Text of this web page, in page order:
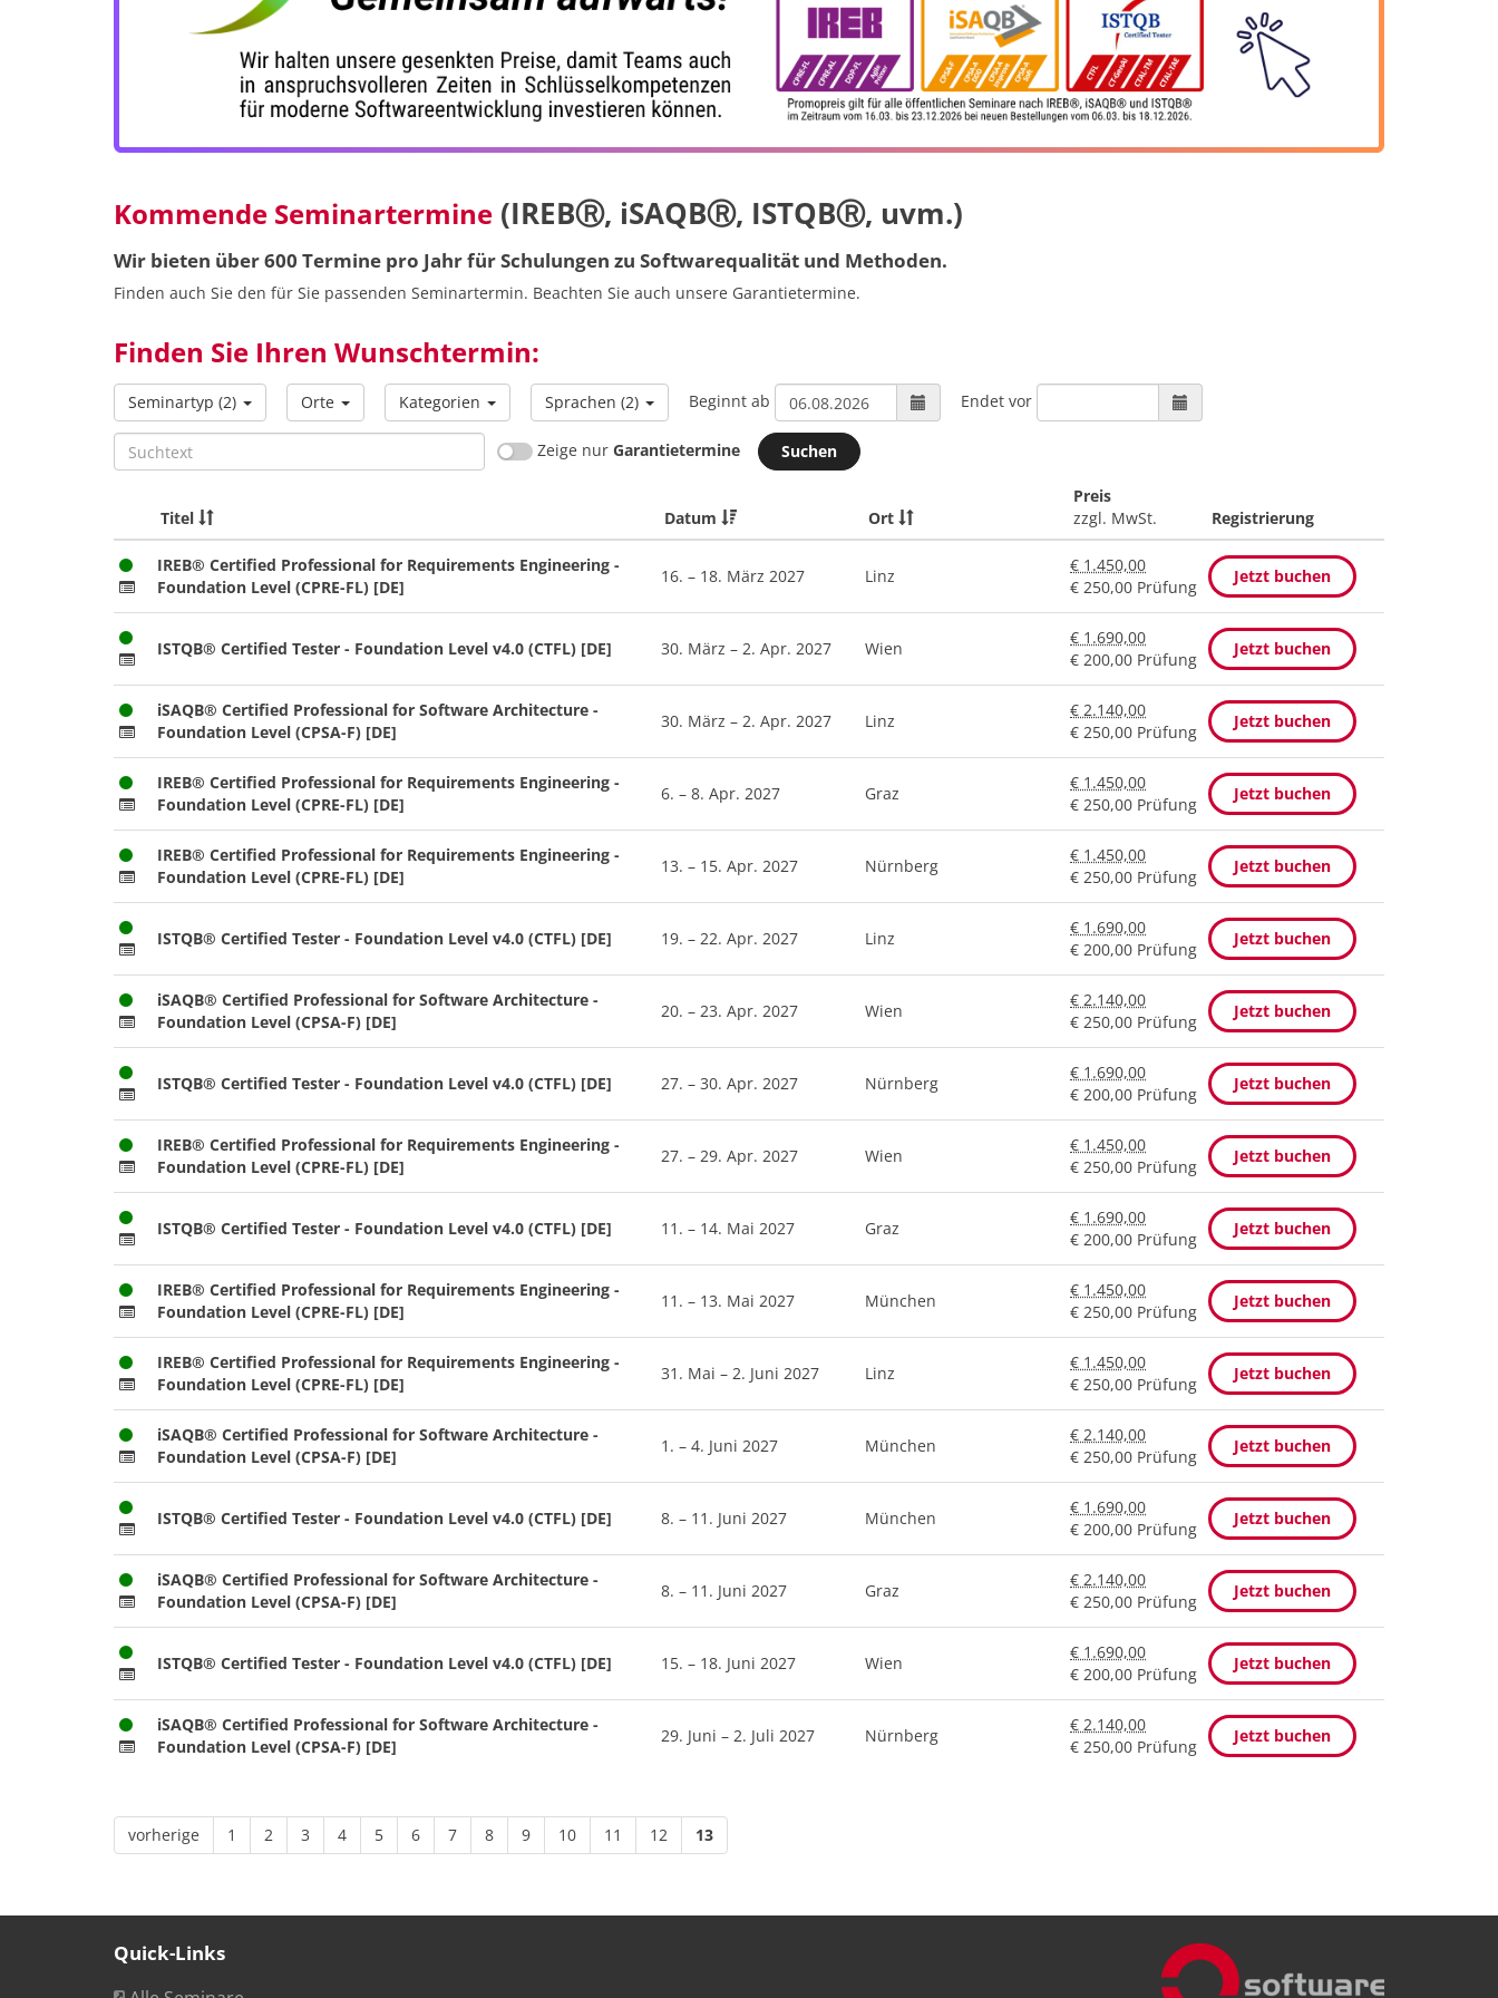
Kommende Seminartermine (IREBⓇ, iSAQBⓇ, ISTQBⓇ, uvm.)
Wir bieten über 600 Termine pro Jahr für Schulungen zu Softwarequalität und Methoden.
Finden auch Sie den für Sie passenden Seminartermin. Beachten Sie auch unsere Garantietermine.
Finden Sie Ihren Wunschtermin:
Seminartyp (2) Orte Kategorien Sprachen (2) Beginnt ab
Endet vor
Suchtext
Zeige nur Garantietermine
Titel Datum Ort
Preis
zzgl. MwSt.
Registrierung
IREB® Certified Professional for Requirements Engineering -
Foundation Level (CPRE-FL) [DE]
16. – 18. März 2027 Linz
€ 1.450,00
€ 250,00 Prüfung
Jetzt buchen
ISTQB® Certified Tester - Foundation Level v4.0 (CTFL) [DE] 30. März – 2. Apr. 2027 Wien
€ 1.690,00
€ 200,00 Prüfung
Jetzt buchen
iSAQB® Certified Professional for Software Architecture -
Foundation Level (CPSA-F) [DE]
30. März – 2. Apr. 2027 Linz
€ 2.140,00
€ 250,00 Prüfung
Jetzt buchen
IREB® Certified Professional for Requirements Engineering -
Foundation Level (CPRE-FL) [DE]
6. – 8. Apr. 2027 Graz
€ 1.450,00
€ 250,00 Prüfung
Jetzt buchen
IREB® Certified Professional for Requirements Engineering -
Foundation Level (CPRE-FL) [DE]
13. – 15. Apr. 2027 Nürnberg
€ 1.450,00
€ 250,00 Prüfung
Jetzt buchen
ISTQB® Certified Tester - Foundation Level v4.0 (CTFL) [DE] 19. – 22. Apr. 2027 Linz
€ 1.690,00
€ 200,00 Prüfung
Jetzt buchen
iSAQB® Certified Professional for Software Architecture -
Foundation Level (CPSA-F) [DE]
20. – 23. Apr. 2027 Wien
€ 2.140,00
€ 250,00 Prüfung
Jetzt buchen
ISTQB® Certified Tester - Foundation Level v4.0 (CTFL) [DE] 27. – 30. Apr. 2027 Nürnberg
€ 1.690,00
€ 200,00 Prüfung
Jetzt buchen
IREB® Certified Professional for Requirements Engineering -
Foundation Level (CPRE-FL) [DE]
27. – 29. Apr. 2027 Wien
€ 1.450,00
€ 250,00 Prüfung
Jetzt buchen
ISTQB® Certified Tester - Foundation Level v4.0 (CTFL) [DE] 11. – 14. Mai 2027 Graz
€ 1.690,00
€ 200,00 Prüfung
Jetzt buchen
IREB® Certified Professional for Requirements Engineering -
Foundation Level (CPRE-FL) [DE]
11. – 13. Mai 2027 München
€ 1.450,00
€ 250,00 Prüfung
Jetzt buchen
IREB® Certified Professional for Requirements Engineering -
Foundation Level (CPRE-FL) [DE]
31. Mai – 2. Juni 2027 Linz
€ 1.450,00
€ 250,00 Prüfung
Jetzt buchen
iSAQB® Certified Professional for Software Architecture -
Foundation Level (CPSA-F) [DE]
1. – 4. Juni 2027 München
€ 2.140,00
€ 250,00 Prüfung
Jetzt buchen
ISTQB® Certified Tester - Foundation Level v4.0 (CTFL) [DE] 8. – 11. Juni 2027 München
€ 1.690,00
€ 200,00 Prüfung
Jetzt buchen
iSAQB® Certified Professional for Software Architecture -
Foundation Level (CPSA-F) [DE]
8. – 11. Juni 2027 Graz
€ 2.140,00
€ 250,00 Prüfung
Jetzt buchen
ISTQB® Certified Tester - Foundation Level v4.0 (CTFL) [DE] 15. – 18. Juni 2027 Wien
€ 1.690,00
€ 200,00 Prüfung
Jetzt buchen
iSAQB® Certified Professional for Software Architecture -
Foundation Level (CPSA-F) [DE]
29. Juni – 2. Juli 2027 Nürnberg
€ 2.140,00
€ 250,00 Prüfung
Jetzt buchen
vorherige 1 2 3 4 5 6 7 8 9 10 11 12 13
Quick-Links